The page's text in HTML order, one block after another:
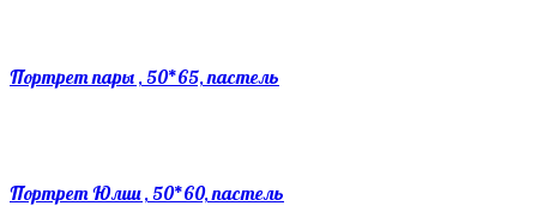
Портрет пары , 50*65, пастель
Портрет Юлии , 50*60, пастель